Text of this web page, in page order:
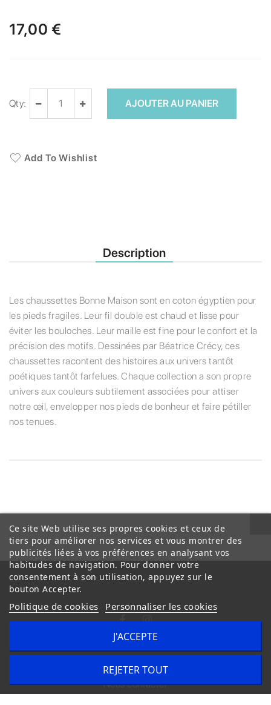
17,00 €
Qty: AJOUTER AU PANIER
Add To Wishlist
Description
Les chaussettes Bonne Maison sont en coton égyptien pour
les pieds fragiles. Leur fil double est chaud et lisse pour
éviter les bouloches. Leur maille est fine pour le confort et la
précision des motifs. Dessinées par Béatrice Crécy, ces
chaussettes racontent des histoires aux univers tantôt
poétiques tantôt farfelues. Chaque collection a son propre
univers aux couleurs subtilement associées pour attiser
notre œil, envelopper nos pieds de bonheur et faire pétiller
nos tenues.
Conditions Générales de Vente
Nous contacter
Ce site Web utilise ses propres cookies et ceux de
tiers pour améliorer nos services et vous montrer des
publicités liées à vos préférences en analysant vos
habitudes de navigation. Pour donner votre
consentement à son utilisation, appuyez sur le
bouton Accepter.
Politique de cookies Personnaliser les cookies
REJETER TOUT
J'ACCEPTE